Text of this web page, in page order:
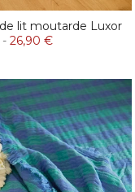
lit moutarde Luxor
- 26,90 €